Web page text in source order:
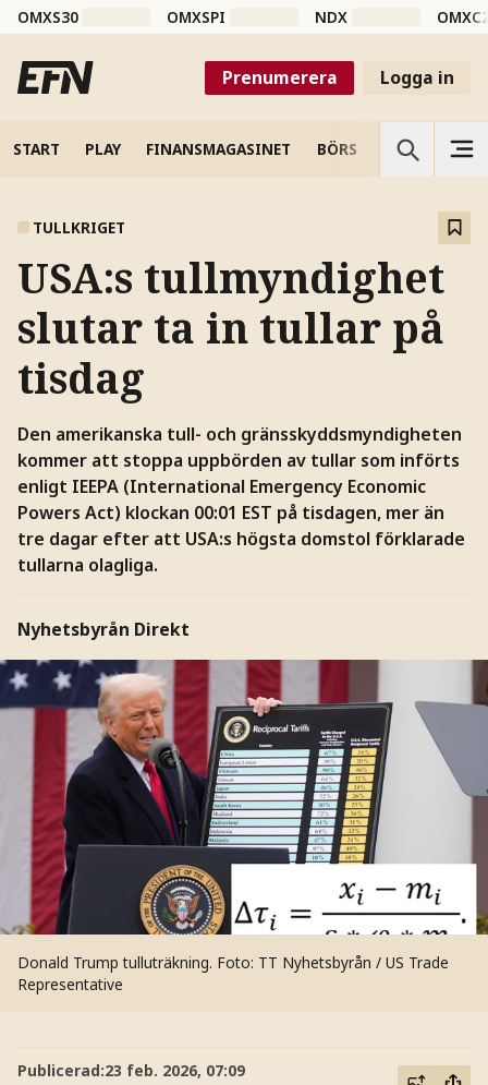
OMXS30 OMXSPI NDX
Prenumerera Logga in
START PLAY FINANSMAGASINET BÖRS VETENSKAP
TULLKRIGET
USA:s tullmyndighet
slutar ta in tullar på
tisdag
Den amerikanska tull- och gränsskyddsmyndigheten
kommer att stoppa uppbörden av tullar som införts
enligt IEEPA (International Emergency Economic
Powers Act) klockan 00:01 EST på tisdagen, mer än
tre dagar efter att USA:s högsta domstol förklarade
tullarna olagliga.
Nyhetsbyrån Direkt
Donald Trump tulluträkning. Foto: TT Nyhetsbyrån / US Trade
Representative
Publicerad:23 feb. 2026, 07:09